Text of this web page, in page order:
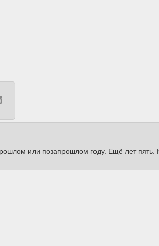
(
или позапрошлом году. Ещё лет